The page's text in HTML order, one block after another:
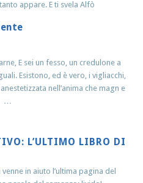
appare. E ti svela Alfò
E sei un fesso, un credulone a
Esistono, ed è vero, i vigliacchi,
nell’anima che magn e
…
L’ULTIMO LIBRO DI
venne in aiuto l’ultima pagina del